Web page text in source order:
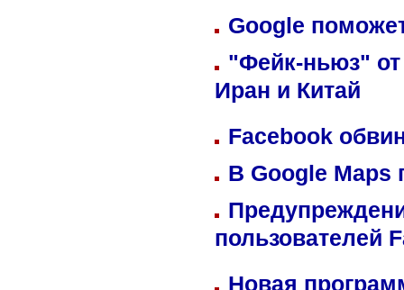
Google
"Фейк-ньюз" от
Иран и Китай
Facebook
В Google Maps
пользователей
Новая